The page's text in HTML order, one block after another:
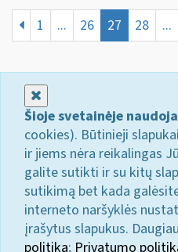
1 ... 26 27 28 ...
Šioje svetainėje
cookies). Būtinieji
ir jiems nėra reikalingas
galite sutikti ir su kitų
sutikimą bet kada
interneto naršyklės
įrašytus slapukus.
politika; Privatumo